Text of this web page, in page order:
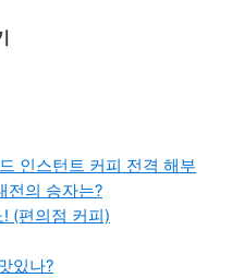
인스턴트 커피 전격 해부
전의 승자는?
(편의점 커피)
있나?